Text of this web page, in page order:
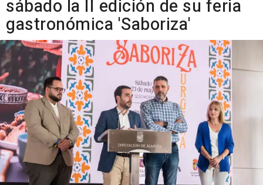
sábado la II edición de su feria
gastronómica 'Saboriza'